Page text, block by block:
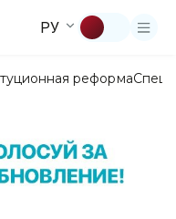
РУ
реформа